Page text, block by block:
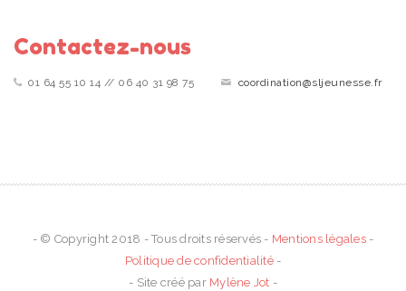
Contactez-nous
01 64 55 10 14 // 06 40 31 98 75 coordination@sljeunesse.fr
- © Copyright 2018 - Tous droits réservés - Mentions légales-
Politique de confidentialité-
- Site créé par Mylène Jot -